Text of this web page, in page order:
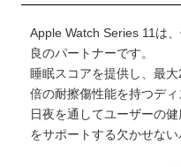
Apple Watch Series 11は
良のパートナーです。
睡眠スコアを提供し、最
倍の耐擦傷性能を持つディ
日夜を通してユーザーの
をサポートする欠かせない